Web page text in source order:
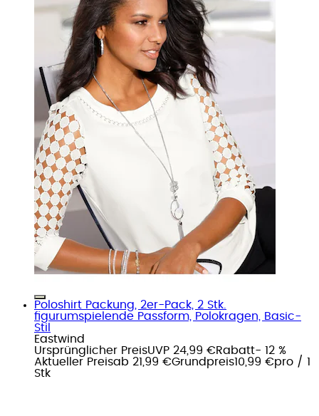
Poloshirt Packung, 2er-Pack, 2 Stk.
figurumspielende Passform, Polokragen, Basic-
Stil
Eastwind
Ursprünglicher PreisUVP 24,99 €Rabatt- 12 %
Aktueller Preisab 21,99 €Grundpreis10,99 €pro / 1
Stk